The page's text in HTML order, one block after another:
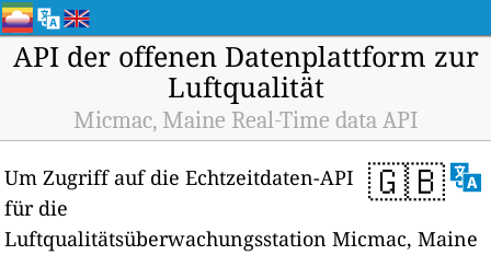
API der offenen Datenplattform zur
Luftqualität
Micmac, Maine Real-Time data API
🇬🇧
Um Zugriff auf die Echtzeitdaten-API
für die
Luftqualitätsüberwachungsstation Micmac, Maine